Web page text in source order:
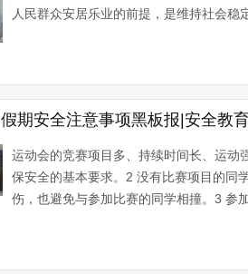
人民群众安居乐业的前提，是维持社会稳
假期安全注意事项黑板报|安全教
运动会的竞赛项目多、持续时间长、运动
保安全的基本要求。2 没有比赛项目的同
伤，也避免与参加比赛的同学相撞。3 参